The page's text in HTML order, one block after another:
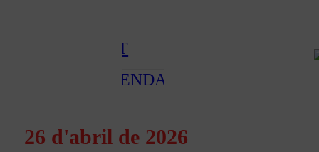
AMBIENT
AGENDA
A la Carta
26 d'abril de 2026